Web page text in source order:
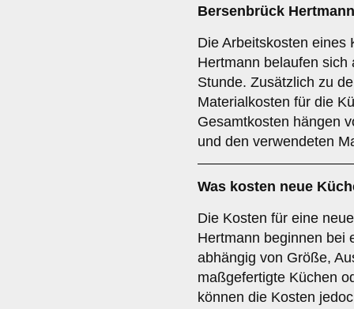
Bersenbrück
Die Arbeitskosten eines
Hertmann belaufen
Stunde. Zusätzlich zu
Materialkosten für die
Gesamtkosten hängen
und den verwendeten
Was kosten neue
Die Kosten für eine
Hertmann beginnen bei
abhängig von Größe,
maßgefertigte Küchen
können die Kosten